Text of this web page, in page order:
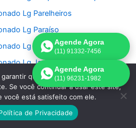
Lg Parelheiros
Lg Paraíso
Lg Jardim São Bento
Lg Jardim Paulistano
Lg Jardim Paulista
Lg Jardim Morumbi
Lg Jardim Fonte do Morumbi
Agende Agora
(11) 91332-7456
Agende Agora
(11) 96231-1982
que oferecemos a melhor
Se você continuar a usar este site,
você está satisfeito com ele.
de Privacidade